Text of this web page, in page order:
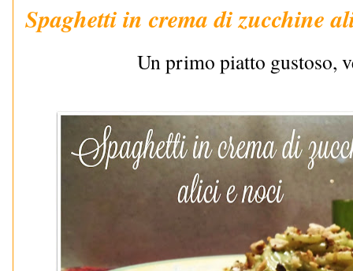
Spaghetti in crema di zucchine
Un primo piatto gustoso,